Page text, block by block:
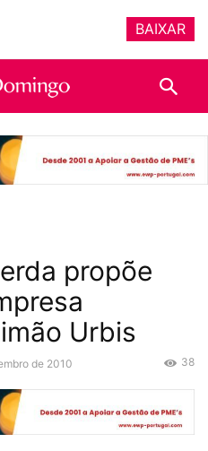
propõe
Urbis
de 2010 38
BAIXAR